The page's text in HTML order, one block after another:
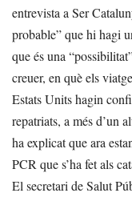
entrevista a Ser
probable” que hi hagi
que és una
creuer, en què els
Estats Units hagin
repatriats, a més d’un
ha explicat que ara
PCR que s’ha fet als
El secretari de Salut